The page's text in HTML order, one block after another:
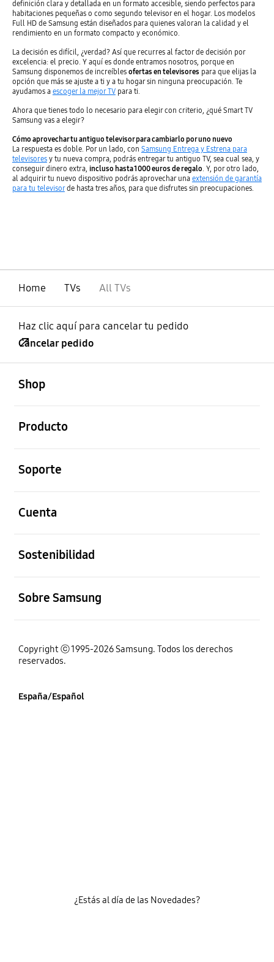
definición clara y detallada en un formato accesible, siendo perfectos para
habitaciones pequeñas o como segundo televisor en el hogar. Los modelos
Full HD de Samsung están diseñados para quienes valoran la calidad y el
rendimiento en un formato compacto y económico.
La decisión es difícil, ¿verdad? Así que recurres al factor de decisión por
excelencia: el precio. Y aquí es donde entramos nosotros, porque en
Samsung disponemos de increíbles ofertas en televisores para que elijas la
opción que más se ajuste a ti y a tu hogar sin ninguna preocupación. Te
ayudamos a escoger la mejor TVpara ti.
Ahora que tienes todo lo necesario para elegir con criterio, ¿qué Smart TV
Samsung vas a elegir?
Cómo aprovechar tu antiguo televisor para cambiarlo por uno nuevo
La respuesta es doble. Por un lado, con Samsung Entrega y Estrena para
televisoresy tu nueva compra, podrás entregar tu antiguo TV, sea cual sea, y
conseguir dinero extra, incluso hasta 1000 euros de regalo . Y, por otro lado,
al adquirir tu nuevo dispositivo podrás aprovechar una extensión de garantía
para tu televisorde hasta tres años, para que disfrutes sin preocupaciones.
Home TVs All TVs
Haz clic aquí para cancelar tu pedido
Cancelar pedido
Shop
Producto
Soporte
Cuenta
Sostenibilidad
Sobre Samsung
Copyright ⓒ 1995-2026 Samsung. Todos los derechos
reservados.
España/Español
¿Estás al día de las Novedades?